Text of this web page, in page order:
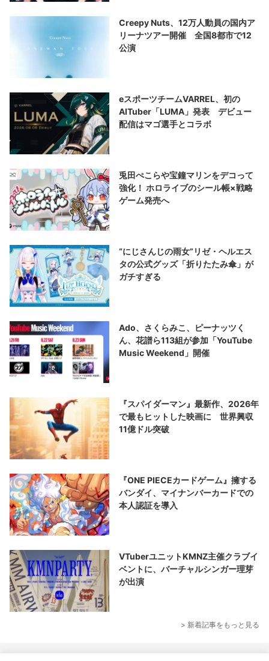
Creepy Nuts、12万人動員の国内ア
リーナツアー開催 全国8都市で12
公演
eスポーツチームVARREL、初の
AITuber「LUMA」発表 デビュー
配信はマゴ選手とコラボ
兎田ぺこらや宝鐘マリンをデコって
強化！ ホロライブのシール帳×戦略
ゲーム発売へ
“にじさんじの雨女”リゼ・ヘルエス
タの公式グッズ「折りたたみ傘」が
ガチすぎる
Ado、さくらみこ、ピーナッツく
ん、花譜ら113組が参加「YouTube
Music Weekend」開催
『スパイダーマン』最新作、2026年
で最もヒットした映画に 世界興収
11億ドル突破
『ONE PIECEカードゲーム』擁する
バンダイ、マイナンバーカードでの
本人認証を導入
VTuberユニットKMNZ主催クラブイ
ベントに、バーチャルシンガー理芽
が出演
> 新着記事をもっと見る